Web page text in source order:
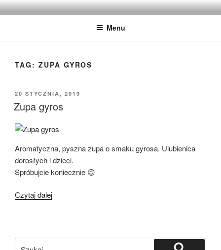
Przejdź
do
IMADZIK
Blog Kulinarny
Menu
TAG: ZUPA GYROS
OPUBLIKOWANE
W
20 STYCZNIA, 2019
Zupa gyros
Aromatyczna, pyszna zupa o smaku gyrosa. Ulubienica
dorosłych i dzieci.
Spróbujcie koniecznie 😉
Czytaj dalej„Zupa